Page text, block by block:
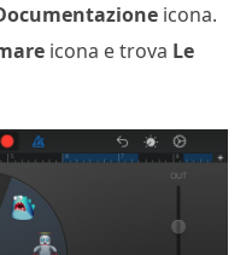
icona.
icona e trova Le